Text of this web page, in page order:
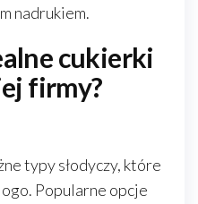
nadrukiem.
cukierki
firmy?
typy słodyczy, które
Popularne opcje